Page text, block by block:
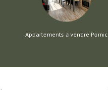
Appartements à vendre Pornic